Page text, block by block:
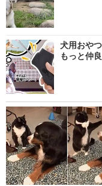
犬用おや
もっと仲